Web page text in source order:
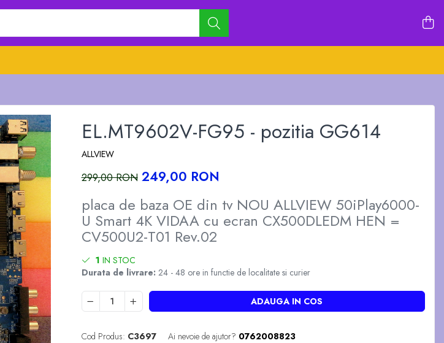
EL.MT9602V-FG95 - pozitia GG614
ALLVIEW
299,00 RON 249,00 RON
placa de baza OE din tv NOU ALLVIEW 50iPlay6000-
U Smart 4K VIDAA cu ecran CX500DLEDM HEN =
CV500U2-T01 Rev.02
1 IN STOC
Durata de livrare: 24 - 48 ore in functie de localitate si curier
ADAUGA IN COS
Cod Produs: C3697 Ai nevoie de ajutor? 0762008823